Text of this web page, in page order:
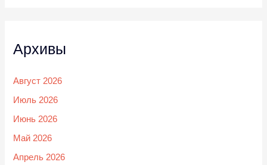
Архивы
Август 2026
Июль 2026
Июнь 2026
Май 2026
Апрель 2026